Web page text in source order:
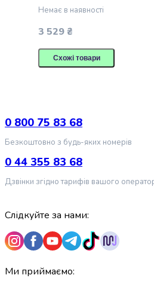
Сухофрукти
палички
Сушені
Соки
та
Вода
Солодка
напої
Молочні
продукти
Немає в наявності
3 529 ₴
Схожі товари
0 800 75 83 68
Безкоштовно з будь-яких номерів
0 44 355 83 68
Дзвінки згідно тарифів вашого
Слідкуйте за нами:
Ми приймаємо: